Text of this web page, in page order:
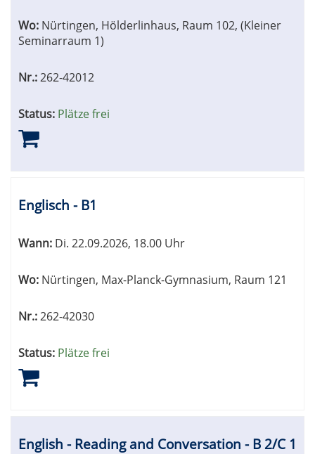
Wo: Nürtingen, Hölderlinhaus, Raum 102, (Kleiner
Seminarraum 1)
Nr.:262-42012
Status: Plätze frei
Englisch - B1
Wann: Di. 22.09.2026, 18.00 Uhr
Wo: Nürtingen, Max-Planck-Gymnasium, Raum 121
Nr.:262-42030
Status: Plätze frei
English - Reading and Conversation - B 2/C 1